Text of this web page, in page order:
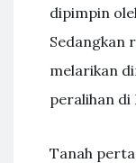
dipimpin
Sedangkan
melarikan
peralihan di
Tanah